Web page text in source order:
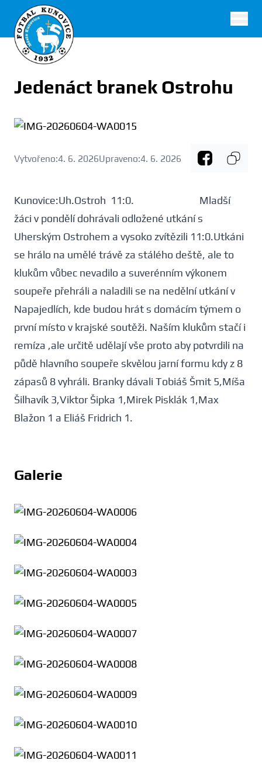
FK Kunovice
Jedenáct branek Ostrohu
Vytvořeno:4. 6. 2026Upraveno:4. 6. 2026
Kunovice:Uh.Ostroh 11:0. Mladší
žáci v pondělí dohrávali odložené utkání s
Uherským Ostrohem a vysoko zvítězili 11:0.Utkáni
se hrálo na umělé trávě za stálého deště, ale to
klukům vůbec nevadilo a suverénním výkonem
soupeře přehráli a naladili se na nedělní utkání v
Napajedlích, kde budou hrát s domácím týmem o
první místo v krajské soutěži. Naším klukům stačí i
remíza ,ale určitě udělají vše proto aby potvrdili na
půdě hlavního soupeře skvělou jarní formu kdy z 8
zápasů 8 vyhráli. Branky dávali Tobiáš Šmit 5,Míša
Šilhavík 3,Viktor Šipka 1,Mirek Pisklák 1,Max
Blažon 1 a Eliáš Fridrich 1.
Galerie